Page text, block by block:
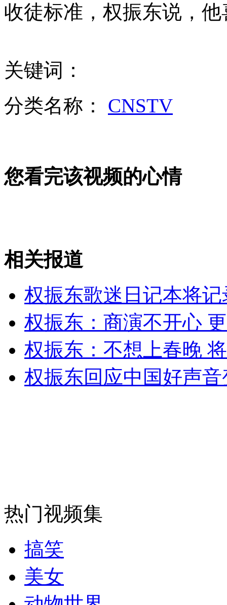
美枪击案死难儿童身上均被枪击多次
杭州救人司机获奖十万 捐献用于困难儿童救助
山西运城恶犬咬伤多人 警民合力深夜将其击毙
无痛分娩是否安全 医生回应
外交部：有关国家言论片面不公正
安徽一实载49人客车翻车
走！跟着总书记去植树
收徒标准，权振东说，
关键词：
分类名称： CNSTV
您看完该视频的心情
相关报道
权振东歌迷日记本将记
权振东：商演不开心
权振东：不想上春晚
权振东回应中国好声
热门视频集
搞笑
美女